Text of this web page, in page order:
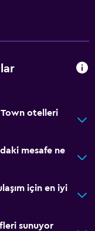
Town otelleri
mesafe ne
için en iyi
sunuyor